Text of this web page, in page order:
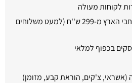
לקוחות מעולה
משלוחים חינם לכל רחבי הארץ מ-299 ש''ח (למעט משלוחים
(אשראי, צ'קים, הוראת קבע, מזומן)